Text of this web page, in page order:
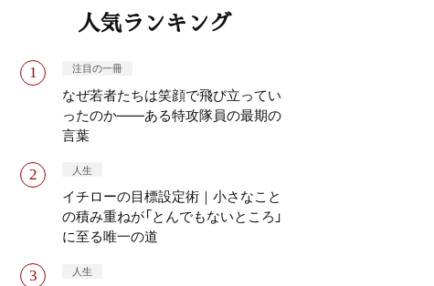
人気ランキング
注目の一冊
なぜ若者たちは笑顔で飛び立ってい
ったのか——ある特攻隊員の最期の
言葉
人生
イチローの目標設定術｜小さなこと
の積み重ねが「とんでもないところ」
に至る唯一の道
人生